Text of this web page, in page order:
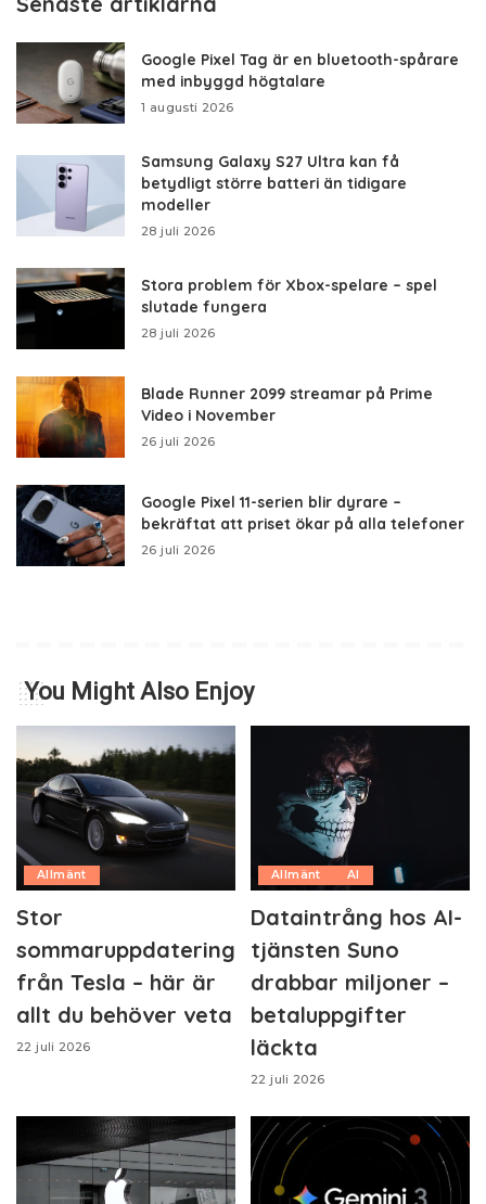
Google Pixel Tag är en bluetooth-spårare
med inbyggd högtalare
1 augusti 2026
Samsung Galaxy S27 Ultra kan få
betydligt större batteri än tidigare
modeller
28 juli 2026
Stora problem för Xbox-spelare – spel
slutade fungera
28 juli 2026
Blade Runner 2099 streamar på Prime
Video i November
26 juli 2026
Google Pixel 11-serien blir dyrare –
bekräftat att priset ökar på alla telefoner
26 juli 2026
You Might Also Enjoy
Allmänt
Stor
sommaruppdatering
från Tesla – här är
allt du behöver veta
22 juli 2026
Allmänt AI
Dataintrång hos AI-
tjänsten Suno
drabbar miljoner –
betaluppgifter
läckta
22 juli 2026